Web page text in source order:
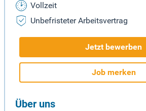
Vollzeit
Unbefristeter Arbeitsvertrag
Jetzt bewerben
Job merken
Über uns